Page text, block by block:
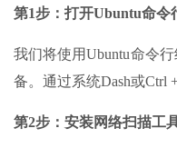
第1步：打开Ubuntu命令
我们将使用Ubuntu命令
备。通过系统Dash或Ctrl
第2步：安装网络扫描工